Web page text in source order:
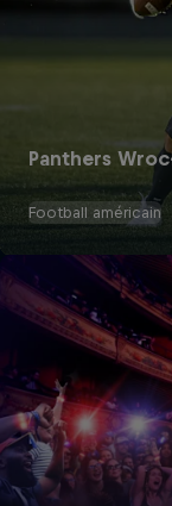
Panthers
Football américain